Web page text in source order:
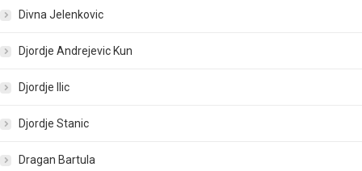
Divna Jelenkovic
Djordje Andrejevic Kun
Djordje Ilic
Djordje Stanic
Dragan Bartula